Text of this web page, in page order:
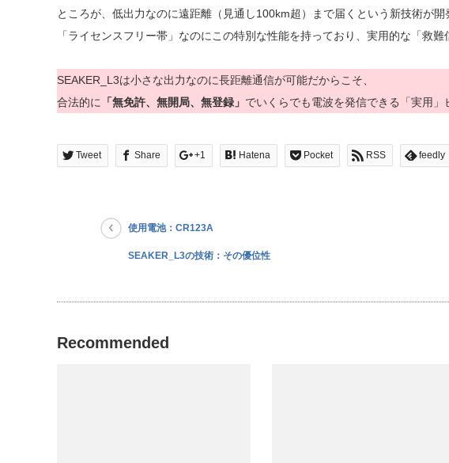
ところが、低出力なのに遠距離（見通し100km超）まで届くという新技術が
「ライセンスフリー帯」なのにこの特別な性能を持っており、実用的な「救
SEAKER_L3は小さな出力なのに長距離通信が可能だからこそ、
合法的に
「無免許、無開局、無登録」 でいくらでも電波を発信できる「実用」
Tweet Share +1 Hatena Pocket RSS feedly
使用電池：CR123A
SEAKER_L3の技術：その優位性
Recommended